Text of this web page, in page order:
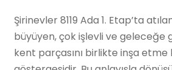
Şirinevler 8119 Ada 1. Etap’ta
büyüyen, çok işlevli ve geleceğe
kent parçasını birlikte inşa etme